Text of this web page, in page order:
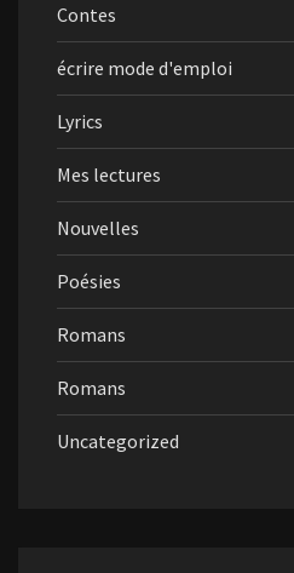
Contes
écrire mode d'emploi
Lyrics
Mes lectures
Nouvelles
Poésies
Romans
Romans
Uncategorized